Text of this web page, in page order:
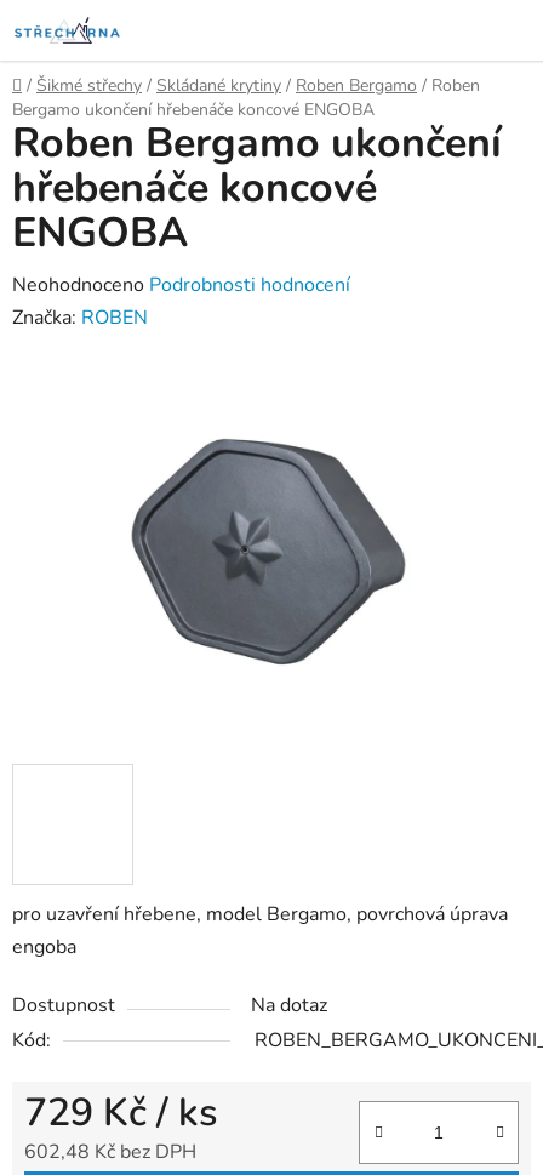
na
obsah
Domů
/ Šikmé střechy / Skládané krytiny / Roben Bergamo / Roben
Bergamo ukončení hřebenáče koncové ENGOBA
pro uzavření hřebene, model Bergamo, povrchová úprava
engoba
Dostupnost
Na dotaz
Kód:
729 Kč/ ks
602,48 Kč bez DPH
Roben Bergamo ukončení
hřebenáče koncové
ENGOBA
Průměrné
hodnocení
Neohodnoceno Podrobnosti hodnocení
Značka: ROBEN